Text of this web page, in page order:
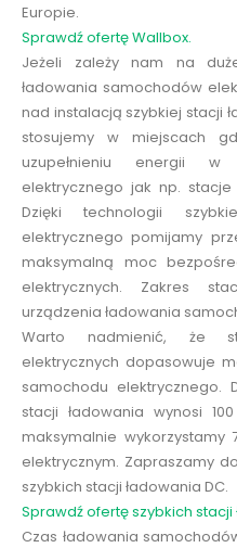
Europie.
Sprawdź ofertę Wallbox.
Jeżeli zależy nam na
ładowania samochodów
nad instalacją szybkiej stacji
stosujemy w miejscach
uzupełnieniu energii w
elektrycznego jak np.
Dzięki technologii
elektrycznego pomijamy
maksymalną moc
elektrycznych. Zakres
urządzenia ładowania
Warto nadmienić, że
elektrycznych dopasowuje
samochodu elektrycznego.
stacji ładowania wynosi
maksymalnie
elektrycznym. Zapraszamy
szybkich stacji ładowania DC.
Sprawdź ofertę szybkich
Czas ładowania